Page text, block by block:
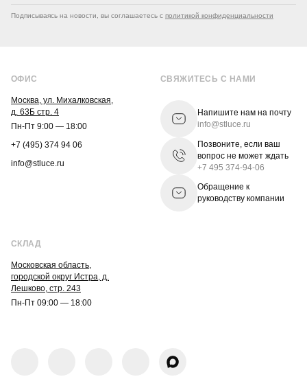
Подписываясь на новости, вы соглашаетесь с политикой конфиденциальности
ОФИС
Москва, ул. Михалковская,
д. 63Б стр. 4
Пн-Пт 9:00 — 18:00
+7 (495) 374 94 06
info@stluce.ru
СВЯЖИТЕСЬ С НАМИ
Напишите нам на почту
info@stluce.ru
Позвоните, если ваш
вопрос не может ждать
+7 495 374-94-06
Обращение к
руководству компании
СКЛАД
Московская область,
городской округ Истра, д.
Лешково, стр. 243
Пн-Пт 09:00 — 18:00